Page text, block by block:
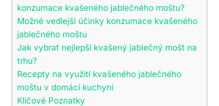
konzumace kvašeného jablečného moštu?
Možné vedlejší účinky konzumace kvašeného
jablečného moštu
Jak vybrat nejlepší kvašený jablečný mošt na
trhu?
Recepty na využití kvašeného jablečného
moštu v domácí kuchyni
Klíčové Poznatky